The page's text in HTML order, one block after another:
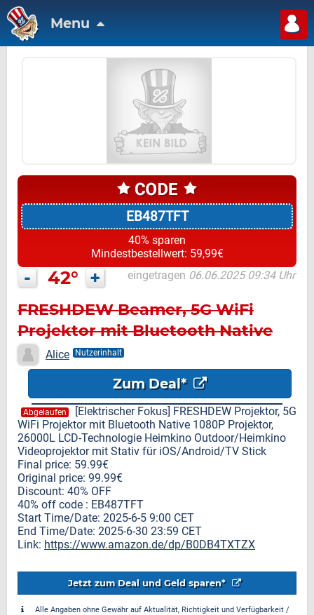
Menu
EB487TFT
40% sparen
Mindestbestellwert: 59,99€
- 42° + eingetragen 06.06.2025 09:34 Uhr
FRESHDEW Beamer, 5G WiFi
Projektor mit Bluetooth Native
1080P Projektor,26000L LCD
Alice Nutzerinhalt
Zum Deal*
Abgelaufen
[Elektrischer Fokus] FRESHDEW Projektor, 5G
WiFi Projektor mit Bluetooth Native 1080P Projektor,
26000L LCD-Technologie Heimkino Outdoor/Heimkino
Videoprojektor mit Stativ für iOS/Android/TV Stick
Final price: 59.99€
Original price: 99.99€
Discount: 40% OFF
40% off code : EB487TFT
Start Time/Date: 2025-6-5 9:00 CET
End Time/Date: 2025-6-30 23:59 CET
Link: https://www.amazon.de/dp/B0DB4TXTZX
Jetzt zum Deal und Geld sparen*
Alle Angaben ohne Gewähr auf Aktualität, Richtigkeit und Verfügbarkeit /